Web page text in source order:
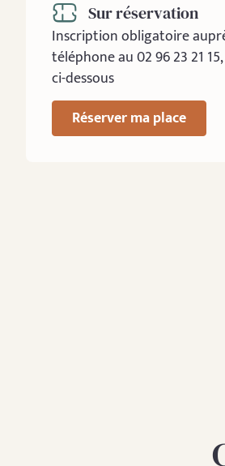
Sur réservation
Inscription obligatoire
téléphone au 02 96 23 21
ci-dessous
Réserver ma place